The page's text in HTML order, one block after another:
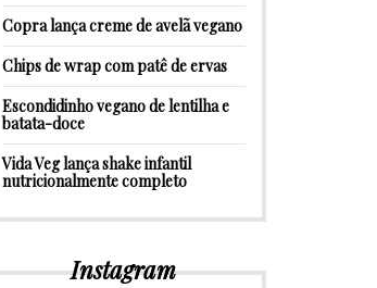
Copra lança creme de avelã vegano
Chips de wrap com patê de ervas
Escondidinho vegano de lentilha e
batata-doce
Vida Veg lança shake infantil
nutricionalmente completo
Instagram